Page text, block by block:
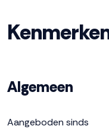
wel een fijn plekje te
parkeerplaatsen in
toekomst ook
elektrische auto’s.
Algemeen
Aangeboden sinds